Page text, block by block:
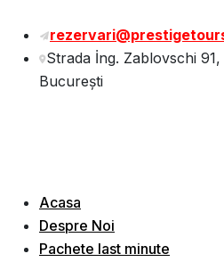
conținutStrada İng. Zablovschi
Bucureşti
Acasa
Despre Noi
Pachete last minute